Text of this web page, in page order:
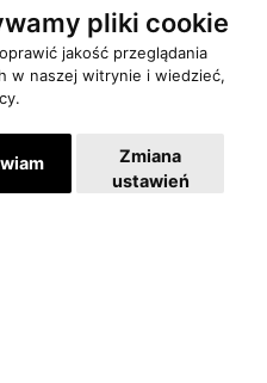
pliki cookie
jakość przeglądania
w naszej witrynie i wiedzieć,
Zmiana
ustawień